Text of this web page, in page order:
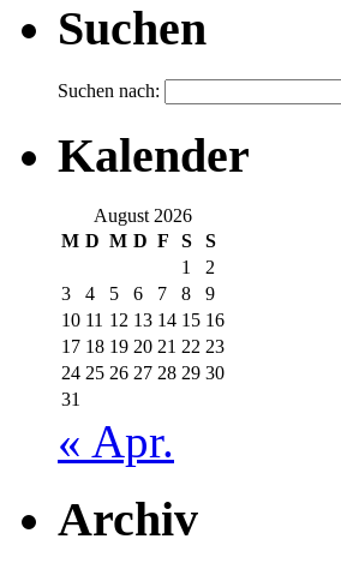
Suchen
Suchen nach:
Kalender
August 2026
M D M D F S
S
1
2
3
4 5 6 7 8
9
10 11 12 13 14 15 16
17 18 19 20 21 22 23
24 25 26 27 28 29 30
31
« Apr.
Archiv